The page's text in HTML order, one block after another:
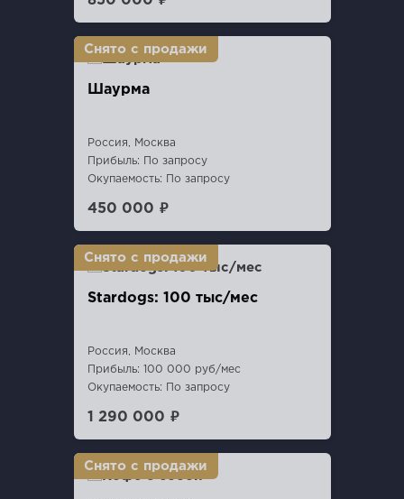
Шаурма
Россия, Москва
Прибыль: По запросу
Окупаемость: По запросу
450 000 ₽
Stardogs: 100 тыс/мес
Россия, Москва
Прибыль: 100 000 руб/мес
Окупаемость: По запросу
1 290 000 ₽